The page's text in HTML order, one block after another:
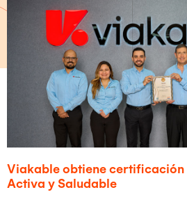
Viakable obtiene
Activa y Saludable